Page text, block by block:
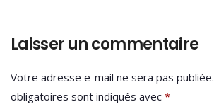
Laisser un commentaire
Votre adresse e-mail ne sera pas publiée.
obligatoires sont indiqués avec *